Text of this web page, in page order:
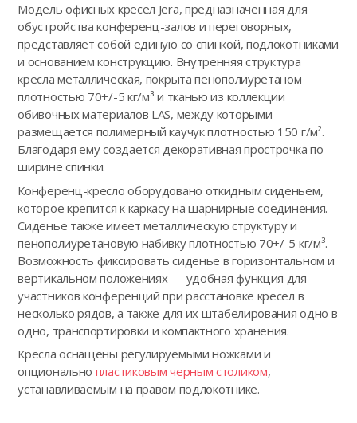
Модель офисных кресел Jera, предназначенная для
обустройства конференц-залов и переговорных,
представляет собой единую со спинкой, подлокотниками
и основанием конструкцию. Внутренняя структура
кресла металлическая, покрыта пенополиуретаном
плотностью 70+/-5 кг/м³ и тканью из коллекции
обивочных материалов LAS, между которыми
размещается полимерный каучук плотностью 150 г/м².
Благодаря ему создается декоративная прострочка по
ширине спинки.
Конференц-кресло оборудовано откидным сиденьем,
которое крепится к каркасу на шарнирные соединения.
Сиденье также имеет металлическую структуру и
пенополиуретановую набивку плотностью 70+/-5 кг/м³.
Возможность фиксировать сиденье в горизонтальном и
вертикальном положениях — удобная функция для
участников конференций при расстановке кресел в
несколько рядов, а также для их штабелирования одно в
одно, транспортировки и компактного хранения.
Кресла оснащены регулируемыми ножками и
опционально пластиковым черным столиком,
устанавливаемым на правом подлокотнике.